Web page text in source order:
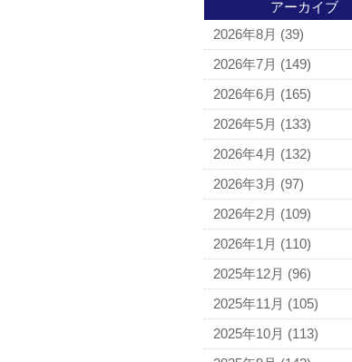
ＵＧＧ
アナスイ
アニエスベー
アルマーニ
アレン・エドモンズ
アンナ モリナーリ
イブ・サンローラン
ヴェロ・キーオ
ウンガロ
エヴー
エミリオ・プッチ
エルメス
アーカイブ
2026年8月 (39)
2026年7月 (149)
2026年6月 (165)
2026年5月 (133)
2026年4月 (132)
2026年3月 (97)
2026年2月 (109)
2026年1月 (110)
2025年12月 (96)
2025年11月 (105)
2025年10月 (113)